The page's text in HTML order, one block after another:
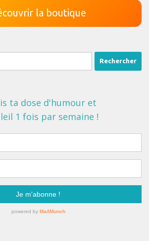
la boutique